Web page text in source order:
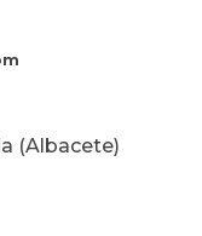
(Albacete)